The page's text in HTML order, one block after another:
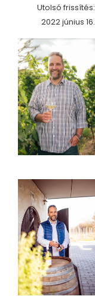
Utolsó frissítés:
2022 június 16.